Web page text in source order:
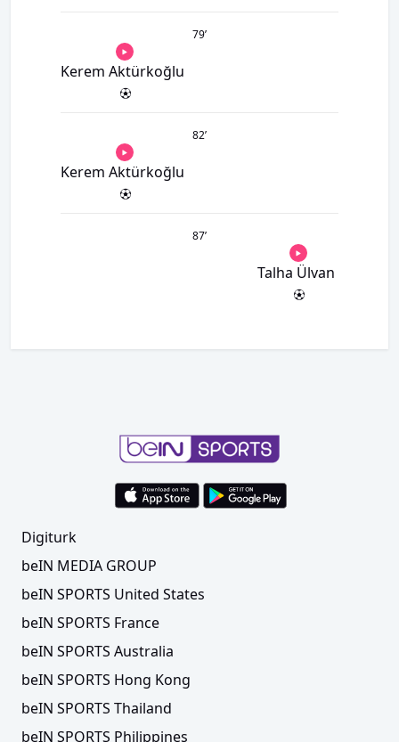
79’
Kerem Aktürkoğlu
82’
Kerem Aktürkoğlu
87’
Talha Ülvan
Digiturk
beIN MEDIA GROUP
beIN SPORTS United States
beIN SPORTS France
beIN SPORTS Australia
beIN SPORTS Hong Kong
beIN SPORTS Thailand
beIN SPORTS Philippines